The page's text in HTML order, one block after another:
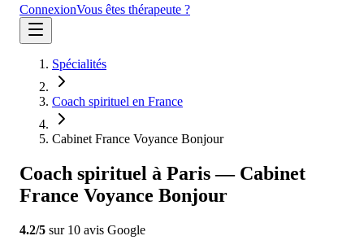
ConnexionVous êtes thérapeute ?
Spécialités
Coach spirituel en France
Cabinet France Voyance Bonjour
Coach spirituel à Paris — Cabinet
France Voyance Bonjour
4.2/5 sur 10 avis Google